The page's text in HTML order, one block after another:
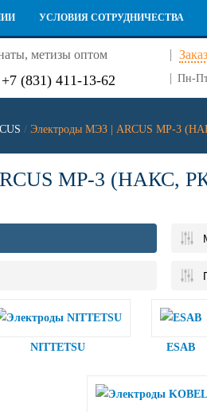
УСЛОВИЯ СОТРУДНИЧЕСТВА
метизы оптом
+7 (831) 411-13-62 Пн-
/ Электроды МЭЗ | ARCUS МР-3
МР-3 (НАКС,
NITTETSU ESAB